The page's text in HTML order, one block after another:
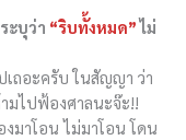
ะบุว่า “ริบทั้งหมด”ไม่
เถอะครับ ในสัญญา ว่า
มไปฟ้องศาลนะจ๊ะ!!
งมาโอน ไม่มาโอน โดน